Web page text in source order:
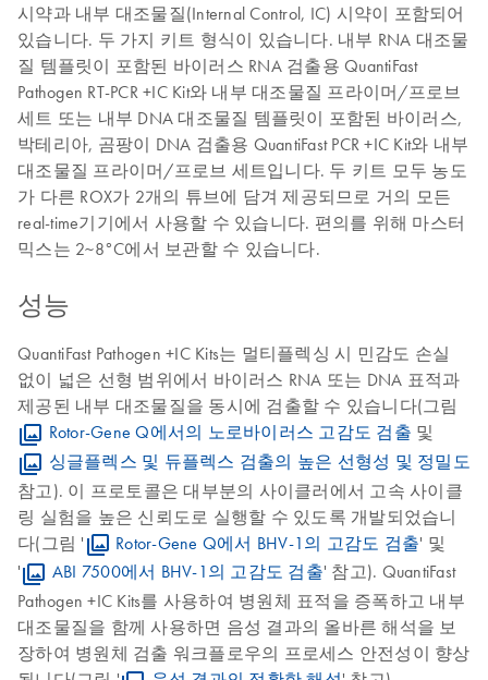
시약과 내부 대조물질(Internal Control, IC) 시약이 포함되어
있습니다. 두 가지 키트 형식이 있습니다. 내부 RNA 대조물
질 템플릿이 포함된 바이러스 RNA 검출용 QuantiFast
Pathogen RT-PCR +IC Kit와 내부 대조물질 프라이머/프로브
세트 또는 내부 DNA 대조물질 템플릿이 포함된 바이러스,
박테리아, 곰팡이 DNA 검출용 QuantiFast PCR +IC Kit와 내부
대조물질 프라이머/프로브 세트입니다. 두 키트 모두 농도
가 다른 ROX가 2개의 튜브에 담겨 제공되므로 거의 모든
real-time기기에서 사용할 수 있습니다. 편의를 위해 마스터
믹스는 2~8°C에서 보관할 수 있습니다.
성능
QuantiFast Pathogen +IC Kits는 멀티플렉싱 시 민감도 손실
없이 넓은 선형 범위에서 바이러스 RNA 또는 DNA 표적과
제공된 내부 대조물질을 동시에 검출할 수 있습니다(그림
Rotor-Gene Q에서의 노로바이러스 고감도 검출 및
싱글플렉스 및 듀플렉스 검출의 높은 선형성 및 정밀도
참고). 이 프로토콜은 대부분의 사이클러에서 고속 사이클
링 실험을 높은 신뢰도로 실행할 수 있도록 개발되었습니
다(그림 '
Rotor-Gene Q에서 BHV-1의 고감도 검출' 및
'
ABI 7500에서 BHV-1의 고감도 검출' 참고). QuantiFast
Pathogen +IC Kits를 사용하여 병원체 표적을 증폭하고 내부
대조물질을 함께 사용하면 음성 결과의 올바른 해석을 보
장하여 병원체 검출 워크플로우의 프로세스 안전성이 향상